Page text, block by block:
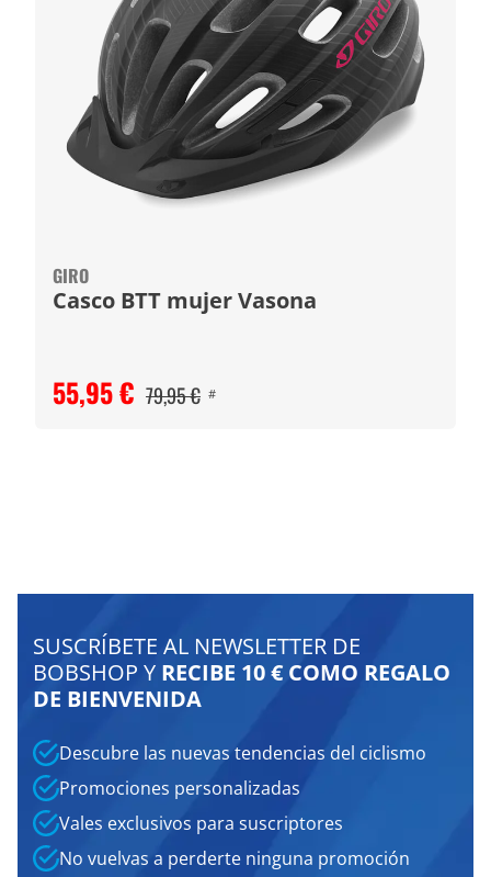
GIRO
Casco BTT mujer Vasona
55,95 € 79,95 € #
SUSCRÍBETE AL NEWSLETTER DE
BOBSHOP Y RECIBE 10 € COMO REGALO
DE BIENVENIDA
Descubre las nuevas tendencias del ciclismo
Promociones personalizadas
Vales exclusivos para suscriptores
No vuelvas a perderte ninguna promoción